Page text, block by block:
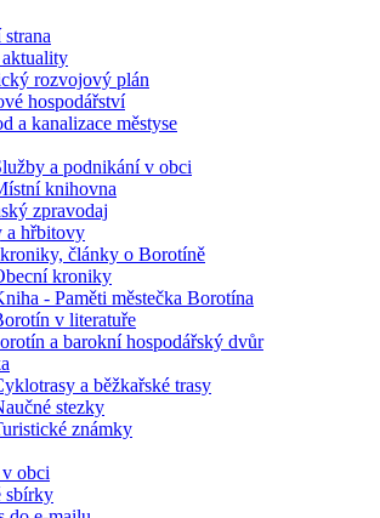
rozvojový plán
hospodářství
a kanalizace městyse
a podnikání v obci
knihovna
zpravodaj
a hřbitovy
články o Borotíně
kroniky
- Paměti městečka Borotína
v literatuře
a barokní hospodářský dvůr
a běžkařské trasy
stezky
známky
obci
sbírky